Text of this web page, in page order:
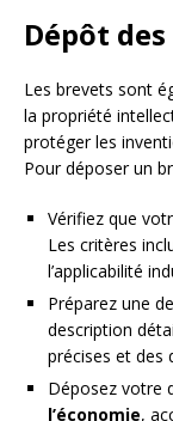
Dépôt
Les brevets sont
la propriété
protéger les
Pour déposer un
Vérifiez que
Les critères
l’applicabilité
Préparez une
description
précises et des
Déposez votre
l’économie,